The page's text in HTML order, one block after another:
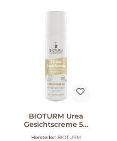
BIOTURM Urea
Gesichtscreme 5%
Hersteller: BIOTURM